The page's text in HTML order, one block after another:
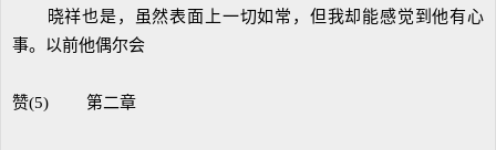
晓祥也是，虽然表面上一切如常，但我却能感觉到他有心
事。以前他偶尔会
赞(5) 第二章